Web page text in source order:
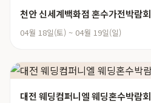
천안 신세계백화점 혼수가전박람회
04월 18일(토) ~ 04월 19일(일)
대전 웨딩컴퍼니엘 웨딩혼수박람회